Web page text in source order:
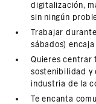
digitalización,
sin ningún
Trabajar
sábados)
Quieres centrar
sostenibilidad
industria de la
Te encanta